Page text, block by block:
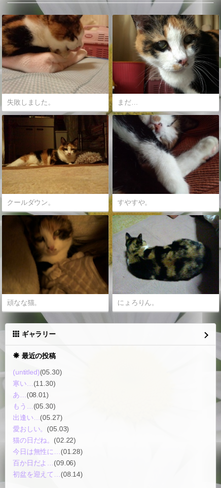
失敗しました。 まだ…
クールダウン。 すやすや。
頑なな猫。 にょろりん。
ギャラリー
最近の投稿
(untitled)(05.30)
寒い…(11.30)
あ…(08.01)
もう…(05.30)
出逢い…(05.27)
愛おしい。 (05.03)
猫の日だね。 (02.22)
今日は無性に…(01.28)
百か日だよ…(09.06)
初盆を迎えて…(08.14)